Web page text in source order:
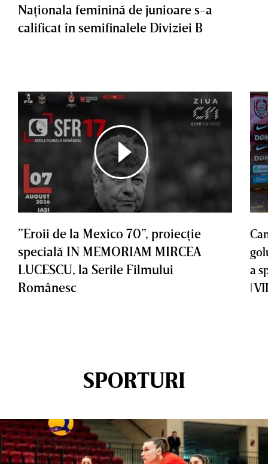
Naţionala feminină de junioare s-a
calificat în semifinalele Diviziei B
”Eroii de la Mexico 70”, proiecţie
specială IN MEMORIAM MIRCEA
LUCESCU, la Serile Filmului
Românesc
a
|
SPORTURI